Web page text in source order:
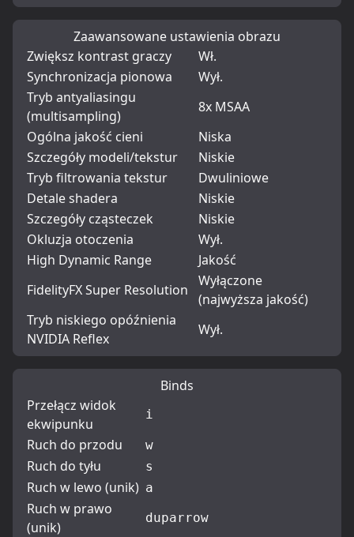
Zaawansowane ustawienia obrazu
Zwiększ kontrast graczy
Wł.
Synchronizacja pionowa
Wył.
Tryb antyaliasingu
(multisampling)
8x MSAA
Ogólna jakość cieni
Niska
Szczegóły modeli/tekstur
Niskie
Tryb filtrowania tekstur
Dwuliniowe
Detale shadera
Niskie
Szczegóły cząsteczek
Niskie
Okluzja otoczenia
Wył.
High Dynamic Range
Jakość
FidelityFX Super Resolution
Wyłączone
(najwyższa jakość)
Tryb niskiego opóźnienia
NVIDIA Reflex
Wył.
Binds
Przełącz widok
ekwipunku
i
Ruch do przodu w
Ruch do tyłu s
Ruch w lewo (unik) a
Ruch w prawo
(unik)
duparrow